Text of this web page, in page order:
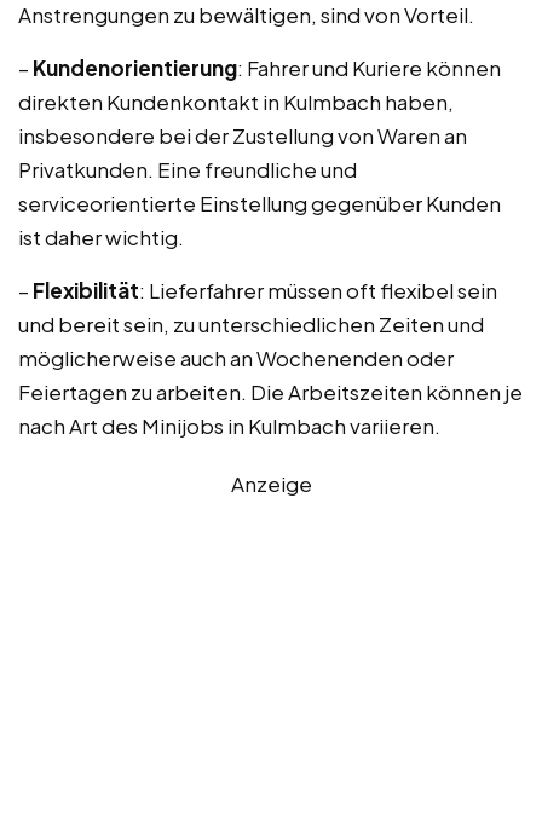
Anstrengungen zu bewältigen, sind von Vorteil.
– Kundenorientierung: Fahrer und Kuriere können
direkten Kundenkontakt in Kulmbach haben,
insbesondere bei der Zustellung von Waren an
Privatkunden. Eine freundliche und
serviceorientierte Einstellung gegenüber Kunden
ist daher wichtig.
– Flexibilität: Lieferfahrer müssen oft flexibel sein
und bereit sein, zu unterschiedlichen Zeiten und
möglicherweise auch an Wochenenden oder
Feiertagen zu arbeiten. Die Arbeitszeiten können je
nach Art des Minijobs in Kulmbach variieren.
Anzeige